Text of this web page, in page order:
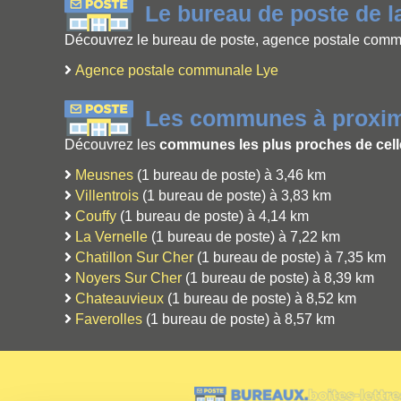
Le bureau de poste de
Découvrez le bureau de poste, agence postale
Agence postale communale Lye
Les communes à
Découvrez les communes les plus proches de
Meusnes (1 bureau de poste) à 3,46 km
Villentrois (1 bureau de poste) à 3,83 km
Couffy (1 bureau de poste) à 4,14 km
La Vernelle (1 bureau de poste) à 7,22 km
Chatillon Sur Cher (1 bureau de poste) à 7,35 km
Noyers Sur Cher (1 bureau de poste) à 8,39 km
Chateauvieux (1 bureau de poste) à 8,52 km
Faverolles (1 bureau de poste) à 8,57 km